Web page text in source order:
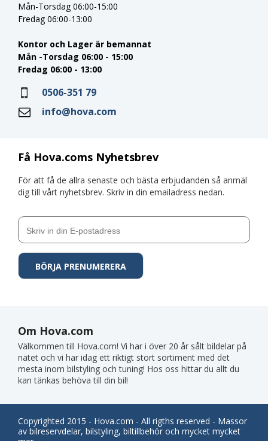
Få Hova.coms Nyhetsbrev
För att få de allra senaste och bästa erbjudanden så anmäl
dig till vårt nyhetsbrev. Skriv in din emailadress nedan.
Mån-Torsdag 06:00-15:00
Fredag 06:00-13:00
Kontor och Lager är bemannat
Mån -Torsdag 06:00 - 15:00
Fredag 06:00 - 13:00
0506-351 79
info@hova.com
Om Hova.com
Välkommen till Hova.com! Vi har i över 20 år sålt bildelar på
nätet och vi har idag ett riktigt stort sortiment med det
mesta inom bilstyling och tuning! Hos oss hittar du allt du
kan tänkas behöva till din bil!
Copyrighted 2015 - Hova.com - All rigths reserved - Massor
av bilreservdelar, bilstyling, biltillbehör och mycket mycket